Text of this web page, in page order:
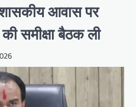
आवास पर
समीक्षा बैठक ली